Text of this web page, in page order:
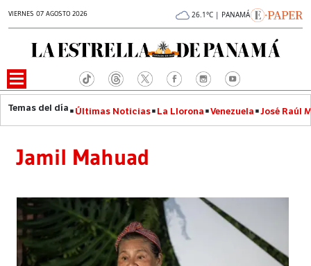
VIERNES 07 AGOSTO 2026 26.1°C | PANAMÁ
Últimas Noticias La Llorona Venezuela José Raúl
Jamil Mahuad